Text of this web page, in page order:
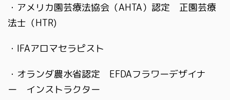
・アメリカ園芸療法協会（AHTA）認定 正園芸療
法士（HTR)
・IFAアロマセラピスト
・オランダ農水省認定 EFDAフラワーデザイナ
ー インストラクター